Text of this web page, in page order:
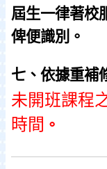
屆生一律著校
俾便識別。
七、依據重補
未開班課程
時間 。